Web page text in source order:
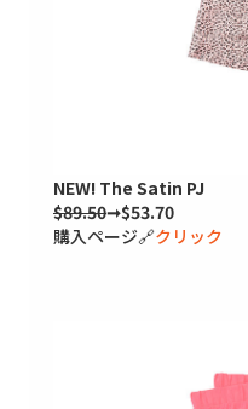
NEW! The Satin PJ
$89.50➞$53.70
購入ページ🔗クリック